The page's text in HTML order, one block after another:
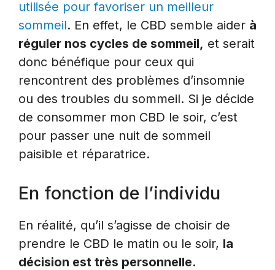
utilisée pour favoriser un meilleur
sommeil. En effet, le CBD semble aider à
réguler nos cycles de sommeil, et serait
donc bénéfique pour ceux qui
rencontrent des problèmes d’insomnie
ou des troubles du sommeil. Si je décide
de consommer mon CBD le soir, c’est
pour passer une nuit de sommeil
paisible et réparatrice.
En fonction de l’individu
En réalité, qu’il s’agisse de choisir de
prendre le CBD le matin ou le soir, la
décision est très personnelle.